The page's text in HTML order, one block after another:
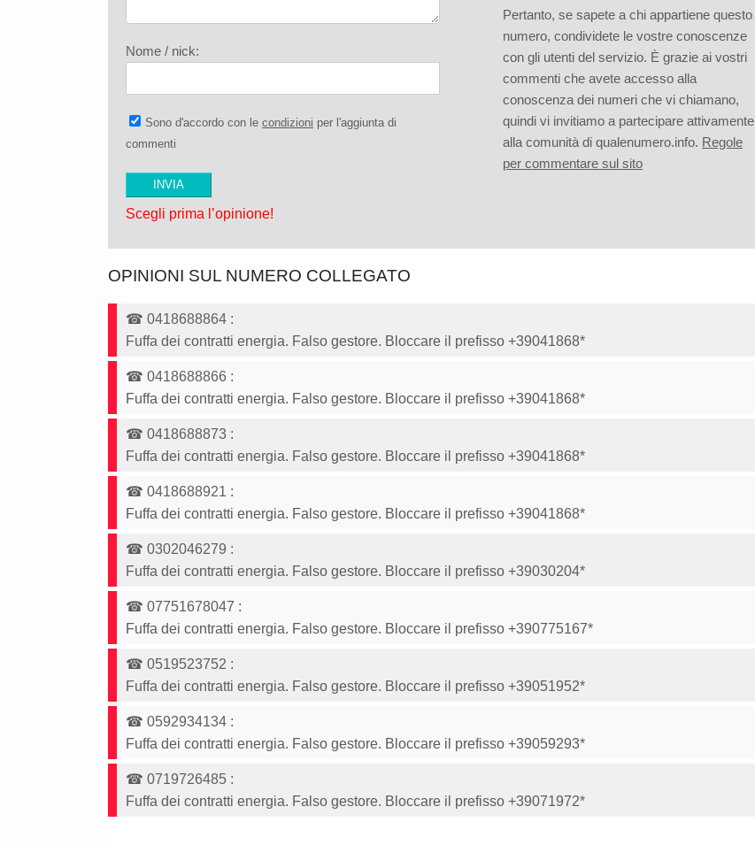
Nome / nick:
Sono d'accordo con le condizioni per l'aggiunta di
commenti
Scegli prima l’opinione!
Pertanto, se sapete a chi appartiene questo
numero, condividete le vostre conoscenze
con gli utenti del servizio. È grazie ai vostri
commenti che avete accesso alla
conoscenza dei numeri che vi chiamano,
quindi vi invitiamo a partecipare attivamente
alla comunità di qualenumero.info. Regole
per commentare sul sito
OPINIONI SUL NUMERO COLLEGATO
☎ 0418688864 :
Fuffa dei contratti energia. Falso gestore. Bloccare il prefisso +39041868*
☎ 0418688866 :
Fuffa dei contratti energia. Falso gestore. Bloccare il prefisso +39041868*
☎ 0418688873 :
Fuffa dei contratti energia. Falso gestore. Bloccare il prefisso +39041868*
☎ 0418688921 :
Fuffa dei contratti energia. Falso gestore. Bloccare il prefisso +39041868*
☎ 0302046279 :
Fuffa dei contratti energia. Falso gestore. Bloccare il prefisso +39030204*
☎ 07751678047 :
Fuffa dei contratti energia. Falso gestore. Bloccare il prefisso +390775167*
☎ 0519523752 :
Fuffa dei contratti energia. Falso gestore. Bloccare il prefisso +39051952*
☎ 0592934134 :
Fuffa dei contratti energia. Falso gestore. Bloccare il prefisso +39059293*
☎ 0719726485 :
Fuffa dei contratti energia. Falso gestore. Bloccare il prefisso +39071972*